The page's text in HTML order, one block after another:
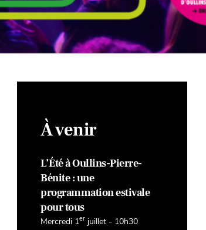
À venir
L’Été à Oullins-Pierre-
Bénite : une
programmation estivale
pour tous
Mercredi 1er juillet - 10h30